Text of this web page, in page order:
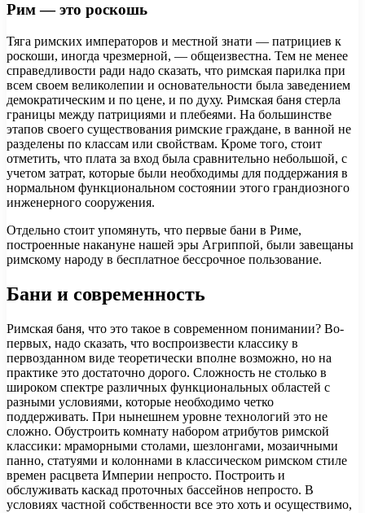
Рим — это роскошь
Тяга римских императоров и местной знати — патрициев к
роскоши, иногда чрезмерной, — общеизвестна. Тем не менее
справедливости ради надо сказать, что римская парилка при
всем своем великолепии и основательности была заведением
демократическим и по цене, и по духу. Римская баня стерла
границы между патрициями и плебеями. На большинстве
этапов своего существования римские граждане, в ванной не
разделены по классам или свойствам. Кроме того, стоит
отметить, что плата за вход была сравнительно небольшой, с
учетом затрат, которые были необходимы для поддержания в
нормальном функциональном состоянии этого грандиозного
инженерного сооружения.
Отдельно стоит упомянуть, что первые бани в Риме,
построенные накануне нашей эры Агриппой, были завещаны
римскому народу в бесплатное бессрочное пользование.
Бани и современность
Римская баня, что это такое в современном понимании? Во-
первых, надо сказать, что воспроизвести классику в
первозданном виде теоретически вполне возможно, но на
практике это достаточно дорого. Сложность не столько в
широком спектре различных функциональных областей с
разными условиями, которые необходимо четко
поддерживать. При нынешнем уровне технологий это не
сложно. Обустроить комнату набором атрибутов римской
классики: мраморными столами, шезлонгами, мозаичными
панно, статуями и колоннами в классическом римском стиле
времен расцвета Империи непросто. Построить и
обслуживать каскад проточных бассейнов непросто. В
условиях частной собственности все это хоть и осуществимо,